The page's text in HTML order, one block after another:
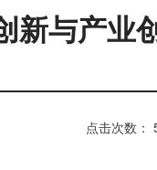
新与产业
点击次数：